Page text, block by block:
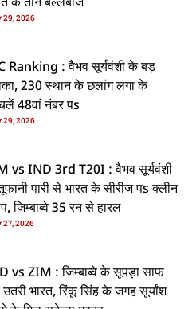
29, 2026
Ranking : वैभव सूर्यवंशी के बड़
230 स्थान के छलांग लगा के
48वां नंबर पs
29, 2026
vs IND 3rd T20I : वैभव सूर्यवंशी
पारी से भारत के सीरीज पs क्लीन
जिम्बाब्वे 35 रन से हारल
27, 2026
vs ZIM : जिम्बाब्वे के सूपड़ा साफ
भारत, रिंकू सिंह के जगह सूर्यांश